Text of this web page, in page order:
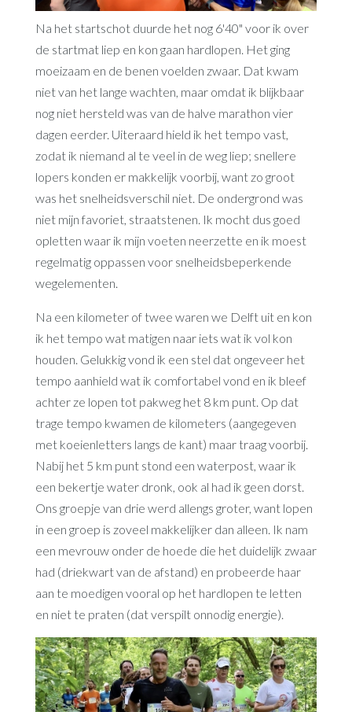
Na het startschot duurde het nog 6'40" voor ik over
de startmat liep en kon gaan hardlopen. Het ging
moeizaam en de benen voelden zwaar. Dat kwam
niet van het lange wachten, maar omdat ik blijkbaar
nog niet hersteld was van de halve marathon vier
dagen eerder. Uiteraard hield ik het tempo vast,
zodat ik niemand al te veel in de weg liep; snellere
lopers konden er makkelijk voorbij, want zo groot
was het snelheidsverschil niet. De ondergrond was
niet mijn favoriet, straatstenen. Ik mocht dus goed
opletten waar ik mijn voeten neerzette en ik moest
regelmatig oppassen voor snelheidsbeperkende
wegelementen.
Na een kilometer of twee waren we Delft uit en kon
ik het tempo wat matigen naar iets wat ik vol kon
houden. Gelukkig vond ik een stel dat ongeveer het
tempo aanhield wat ik comfortabel vond en ik bleef
achter ze lopen tot pakweg het 8 km punt. Op dat
trage tempo kwamen de kilometers (aangegeven
met koeienletters langs de kant) maar traag voorbij.
Nabij het 5 km punt stond een waterpost, waar ik
een bekertje water dronk, ook al had ik geen dorst.
Ons groepje van drie werd allengs groter, want lopen
in een groep is zoveel makkelijker dan alleen. Ik nam
een mevrouw onder de hoede die het duidelijk zwaar
had (driekwart van de afstand) en probeerde haar
aan te moedigen vooral op het hardlopen te letten
en niet te praten (dat verspilt onnodig energie).